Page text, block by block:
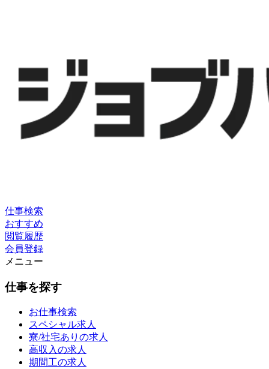
仕事検索
おすすめ
閲覧履歴
会員登録
メニュー
仕事を探す
お仕事検索
スペシャル求人
寮/社宅ありの求人
高収入の求人
期間工の求人